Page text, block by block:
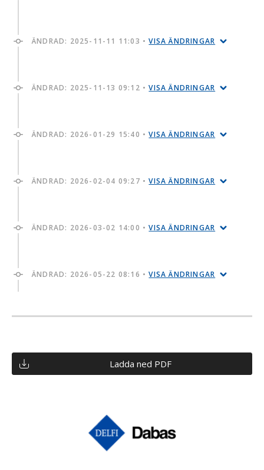
ÄNDRAD: 2025-11-11 11:03 •VISA ÄNDRINGAR
ÄNDRAD: 2025-11-13 09:12 •VISA ÄNDRINGAR
ÄNDRAD: 2026-01-29 15:40 •VISA ÄNDRINGAR
ÄNDRAD: 2026-02-04 09:27 •VISA ÄNDRINGAR
ÄNDRAD: 2026-03-02 14:00 •VISA ÄNDRINGAR
ÄNDRAD: 2026-05-22 08:16 •VISA ÄNDRINGAR
Ladda ned PDF